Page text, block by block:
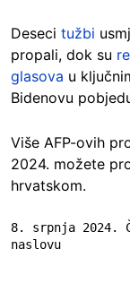
Deseci tužbi
propali, dok su
glasova u
Bidenovu
Više AFP-ovih
2024. možete
hrvatskom.
8. srpnja 2024.
naslovu